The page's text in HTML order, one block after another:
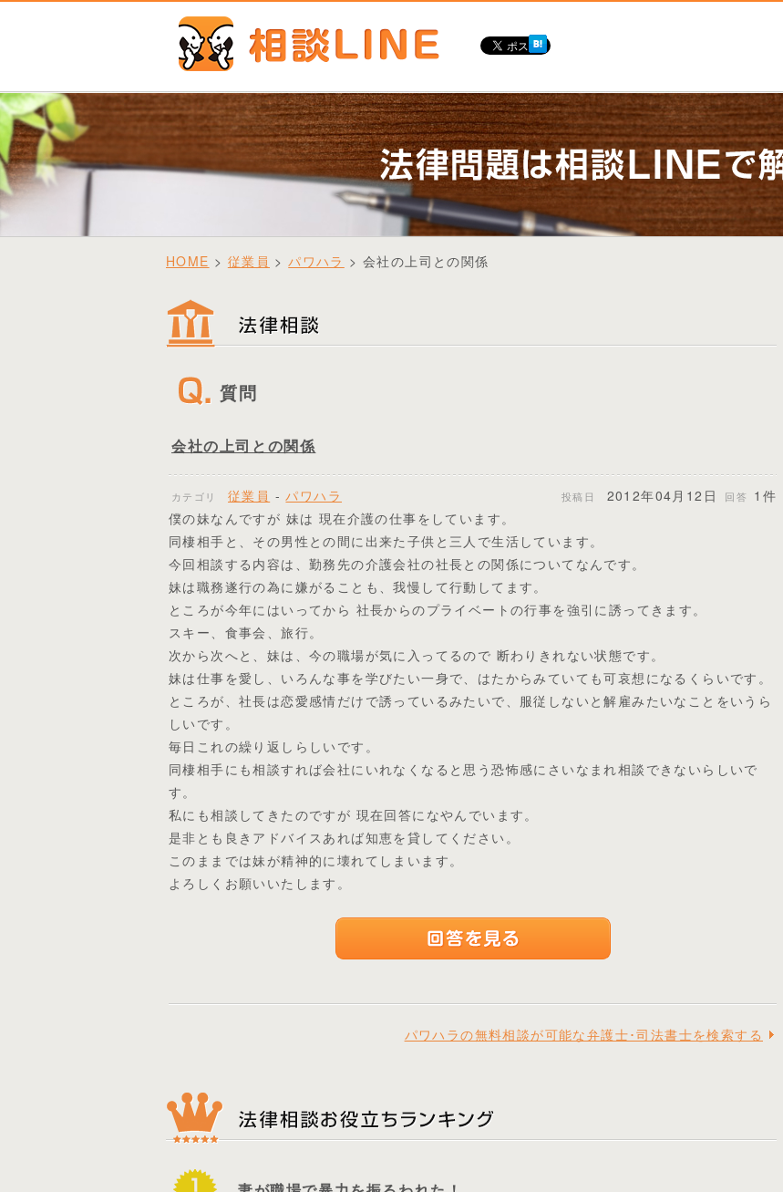
HOME > 従業員 >パワハラ > 会社の上司との関係
質問
会社の上司との関係
カテゴリ 従業員 -パワハラ 投稿日 2012年04月12日 回答
1件
僕の妹なんですが 妹は 現在介護の仕事をしています。
同棲相手と、その男性との間に出来た子供と三人で生活しています。
今回相談する内容は、勤務先の介護会社の社長との関係についてなんです。
妹は職務遂行の為に嫌がることも、我慢して行動してます。
ところが今年にはいってから 社長からのプライベートの行事を強引に誘ってきます。
スキー、食事会、旅行。
次から次へと、妹は、今の職場が気に入ってるので 断わりきれない状態です。
妹は仕事を愛し、いろんな事を学びたい一身で、はたからみていても可哀想になるくらいです。
ところが、社長は恋愛感情だけで誘っているみたいで、服従しないと解雇みたいなことをいうら
しいです。
毎日これの繰り返しらしいです。
同棲相手にも相談すれば会社にいれなくなると思う恐怖感にさいなまれ相談できないらしいで
す。
私にも相談してきたのですが 現在回答になやんでいます。
是非とも良きアドバイスあれば知恵を貸してください。
このままでは妹が精神的に壊れてしまいます。
よろしくお願いいたします。
パワハラの無料相談が可能な弁護士･司法書士を検索する